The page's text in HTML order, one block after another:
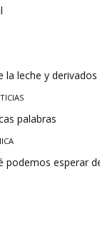
la leche y derivados
palabras
podemos esperar